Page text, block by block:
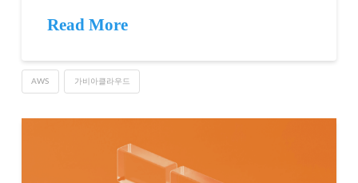
Read More
AWS 가비아클라우드